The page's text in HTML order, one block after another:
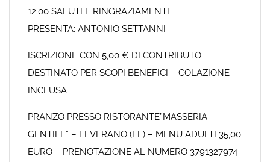
12:00 SALUTI E RINGRAZIAMENTI
PRESENTA: ANTONIO SETTANNI
ISCRIZIONE CON 5,00 € DI CONTRIBUTO
DESTINATO PER SCOPI BENEFICI – COLAZIONE
INCLUSA
PRANZO PRESSO RISTORANTE”MASSERIA
GENTILE” – LEVERANO (LE) – MENU ADULTI 35,00
EURO – PRENOTAZIONE AL NUMERO 3791327974